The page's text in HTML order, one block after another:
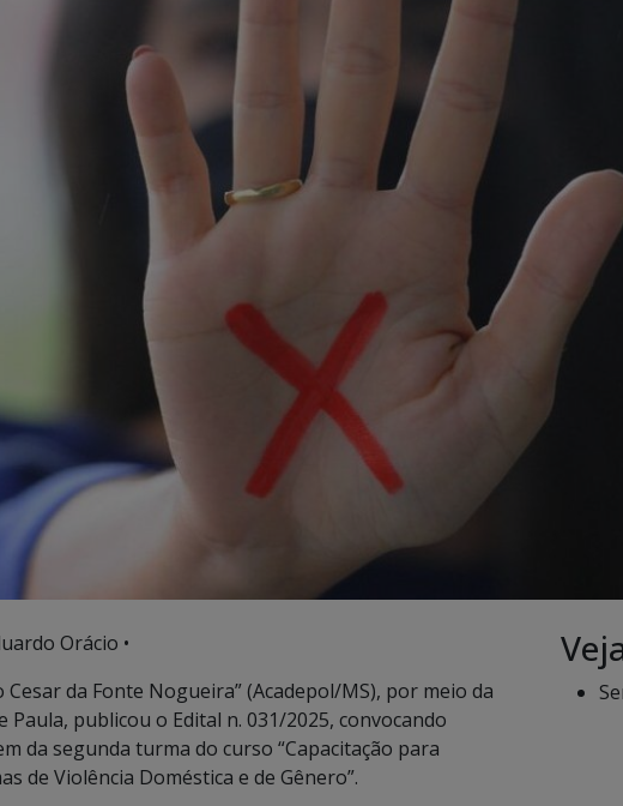
Orácio •
Cesar da Fonte Nogueira” (Acadepol/MS), por meio da
Paula, publicou o Edital n. 031/2025, convocando
da segunda turma do curso “Capacitação para
de Violência Doméstica e de Gênero”.